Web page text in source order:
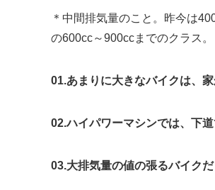
＊中間排気量のこと。昨今は
の600cc～900ccまでのクラス。
01.あまりに大きなバイクは、
02.ハイパワーマシンでは、下
03.大排気量の値の張るバイク